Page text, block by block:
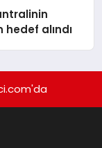
hedef alındı